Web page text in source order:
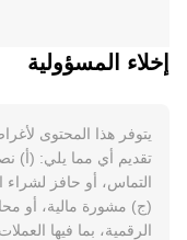
إخلاء المسؤولية
يتوفر هذا المحتوى
تقديم أي مما يلي: (أ)
التماس، أو حافز لشراء
(ج) مشورة مالية، أو